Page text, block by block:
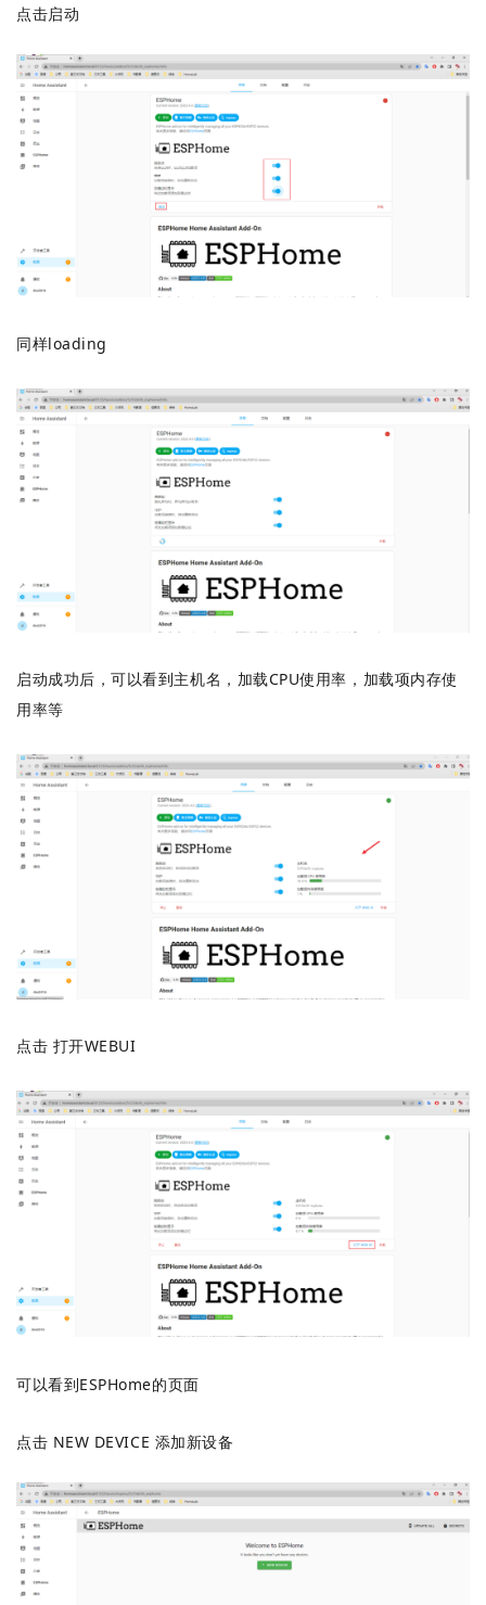
点击启动
同样loading
启动成功后，可以看到主机名，加载CPU使用率，加载项内存使
用率等
点击 打开WEBUI
可以看到ESPHome的页面
点击 NEW DEVICE 添加新设备